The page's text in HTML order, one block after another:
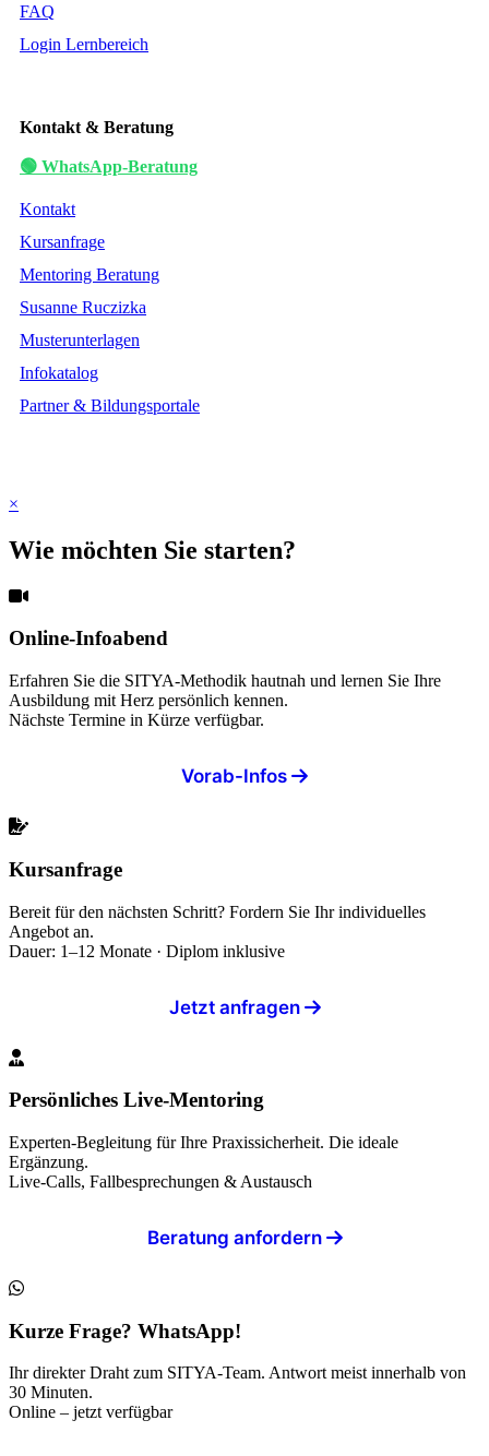
FAQ
Login Lernbereich
Kontakt & Beratung
🟢 WhatsApp-Beratung
Kontakt
Kursanfrage
Mentoring Beratung
Susanne Ruczizka
Musterunterlagen
Infokatalog
Partner & Bildungsportale
×
Wie möchten Sie starten?
Online-Infoabend
Erfahren Sie die SITYA-Methodik hautnah und lernen Sie Ihre
Ausbildung mit Herz persönlich kennen.
Nächste Termine in Kürze verfügbar.
Vorab-Infos
Kursanfrage
Bereit für den nächsten Schritt? Fordern Sie Ihr individuelles
Angebot an.
Dauer: 1–12 Monate · Diplom inklusive
Jetzt anfragen
Persönliches Live-Mentoring
Experten-Begleitung für Ihre Praxissicherheit. Die ideale
Ergänzung.
Live-Calls, Fallbesprechungen & Austausch
Beratung anfordern
Kurze Frage? WhatsApp!
Ihr direkter Draht zum SITYA-Team. Antwort meist innerhalb von
30 Minuten.
Online – jetzt verfügbar